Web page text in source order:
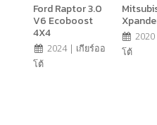
Ford Raptor 3.0
V6 Ecoboost
4X4
2024 | เกียร์ออ
โต้
โต้